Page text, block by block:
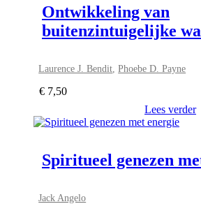
Ontwikkeling van
buitenzintuigelijke
Laurence J. Bendit ,Phoebe D. Payne
€ 7,50
Lees verder
Spiritueel genezen
Jack Angelo